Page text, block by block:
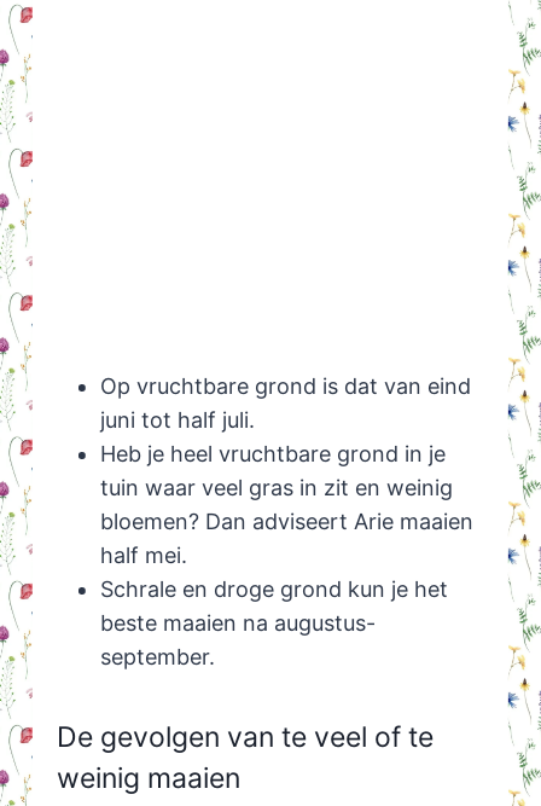
Op vruchtbare grond is dat van eind
juni tot half juli.
Heb je heel vruchtbare grond in je
tuin waar veel gras in zit en weinig
bloemen? Dan adviseert Arie maaien
half mei.
Schrale en droge grond kun je het
beste maaien na augustus-
september.
De gevolgen van te veel of te
weinig maaien